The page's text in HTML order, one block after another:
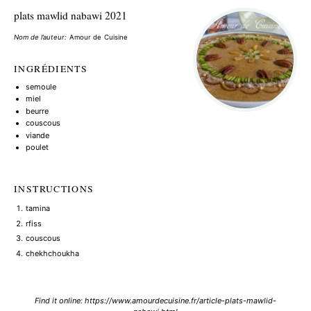
plats mawlid nabawi 2021
Nom de l’auteur: Amour de Cuisine
INGRÉDIENTS
semoule
miel
beurre
couscous
viande
poulet
INSTRUCTIONS
tamina
rfiss
couscous
chekhchoukha
Find it online: https://www.amourdecuisine.fr/article-plats-mawlid-